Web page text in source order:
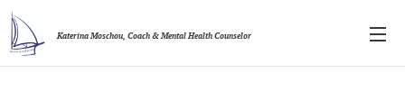
Katerina Moschou, Coach & Mental Health Counselor